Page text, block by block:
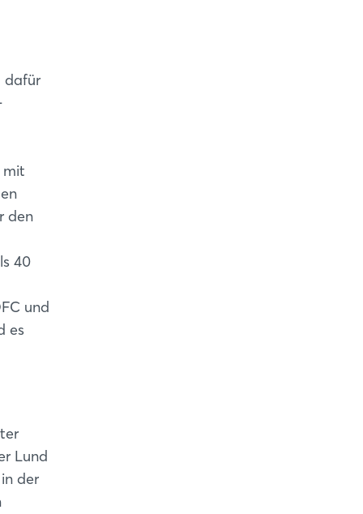
dafür
mit
den
40
und
es
Lund
der